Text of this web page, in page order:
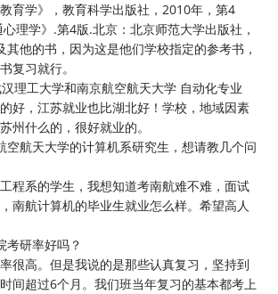
育学》，教育科学出版社，2010年，第4
理学》.第4版.北京：北京师范大学出版社，
他的书，因为这是他们学校指定的参考书，
复习就行。
汉理工大学和南京航空航天大学 自动化专业
好，江苏就业也比湖北好！学校，地域因素
州什么的，很好就业的。
空航天大学的计算机系研究生，想请教几个问
程系的学生，我想知道考南航难不难，面试
南航计算机的毕业生就业怎么样。希望高人
考研率好吗？
很高。但是我说的是那些认真复习，坚持到
间超过6个月。我们班当年复习的基本都考上